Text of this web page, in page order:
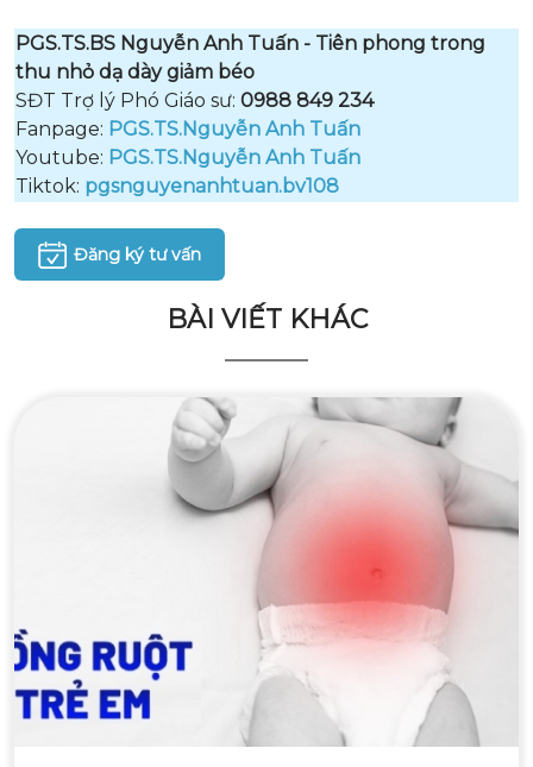
PGS.TS.BS Nguyễn Anh Tuấn - Tiên phong trong
thu nhỏ dạ dày giảm béo
SĐT Trợ lý Phó Giáo sư: 0988 849 234
Fanpage: PGS.TS.Nguyễn Anh Tuấn
Youtube: PGS.TS.Nguyễn Anh Tuấn
Tiktok: pgsnguyenanhtuan.bv108
Đăng ký tư vấn
BÀI VIẾT KHÁC